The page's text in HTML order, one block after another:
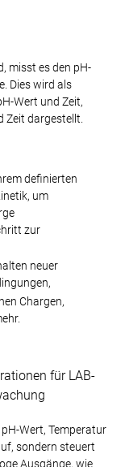
misst es den pH-
Dies wird als
Wert und Zeit,
Zeit dargestellt.
definierten
um
zur
neuer
Chargen,
für LAB-
Wert, Temperatur
sondern steuert
Ausgänge, wie